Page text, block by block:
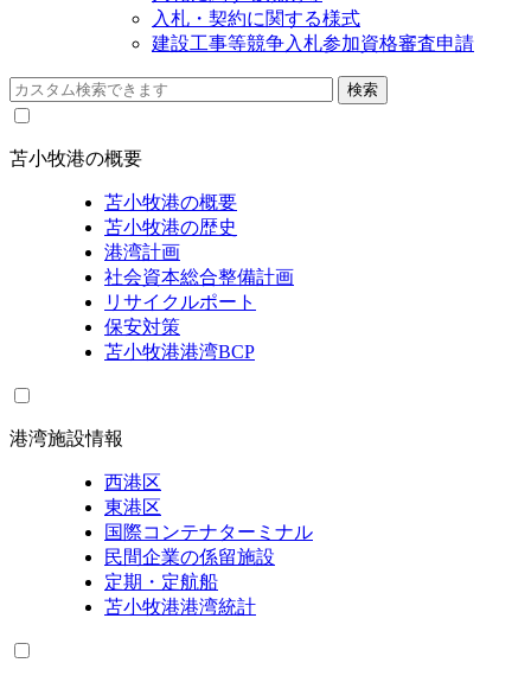
入札・契約に関する様式
建設工事等競争入札参加資格審査申請
苫小牧港の概要
苫小牧港の概要
苫小牧港の歴史
港湾計画
社会資本総合整備計画
リサイクルポート
保安対策
苫小牧港港湾BCP
港湾施設情報
西港区
東港区
国際コンテナターミナル
民間企業の係留施設
定期・定航船
苫小牧港港湾統計